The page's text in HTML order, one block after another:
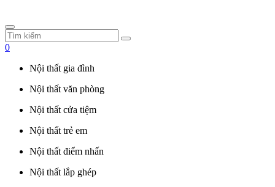
0
Nội thất gia đình
Nội thất văn phòng
Nội thất cửa tiệm
Nội thất trẻ em
Nội thất điểm nhấn
Nội thất lắp ghép